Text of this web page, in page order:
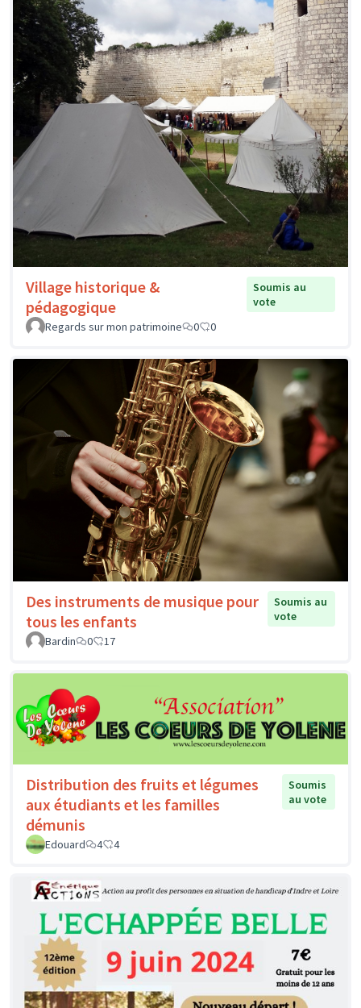
Village historique &
pédagogique
Soumis au
vote
Regards sur mon patrimoine
0 0
Des instruments de musique pour
tous les enfants
Soumis au
vote
Bardin
0 17
Distribution des fruits et légumes
aux étudiants et les familles
démunis
Soumis
au vote
Edouard 4 4